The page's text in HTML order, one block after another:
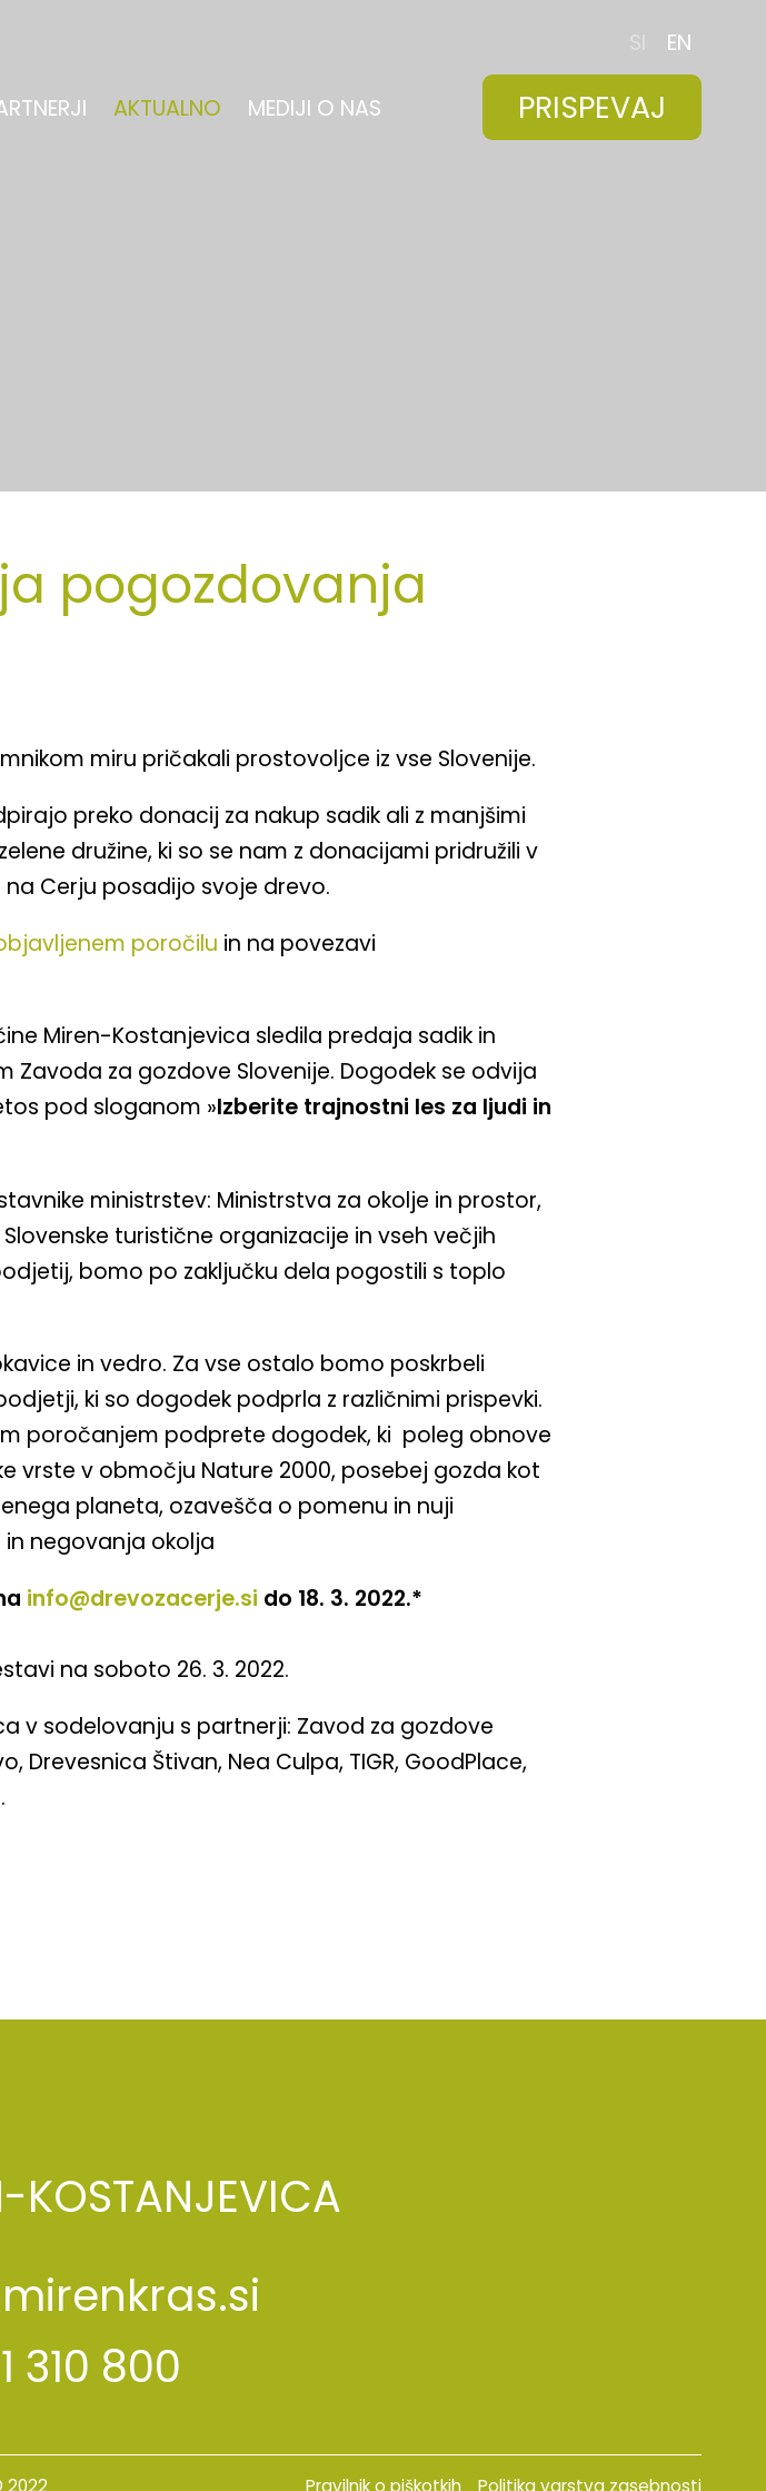
PRISPEVAJ
EN
AKTUALNO MEDIJI O NAS
pogozdovanja
miru pričakali prostovoljce iz vse Slovenije.
preko donacij za nakup sadik ali z manjšimi
družine, ki so se nam z donacijami pridružili v
Cerju posadijo svoje drevo.
poročilu in na povezavi
Miren-Kostanjevica sledila predaja sadik in
za gozdove Slovenije. Dogodek se odvija
pod sloganom »Izberite trajnostni les za ljudi in
ministrstev: Ministrstva za okolje in prostor,
turistične organizacije in vseh večjih
bomo po zaključku dela pogostili s toplo
in vedro. Za vse ostalo bomo poskrbeli
ki so dogodek podprla z različnimi prispevki.
poročanjem podprete dogodek, ki poleg obnove
vrste v območju Nature 2000, posebej gozda kot
planeta, ozavešča o pomenu in nuji
negovanja okolja
info@drevozacerje.si do 18. 3. 2022.*
na soboto 26. 3. 2022.
v sodelovanju s partnerji: Zavod za gozdove
Drevesnica Štivan, Nea Culpa, TIGR, GoodPlace,
KOSTANJEVICA
310 800
2022 Pravilnik o piškotkih Politika varstva zasebnosti